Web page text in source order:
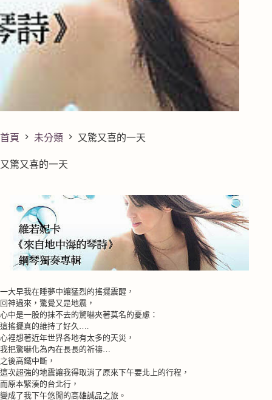
首頁 未分類 又驚又喜的一天
又驚又喜的一天
一大早我在睡夢中讓猛烈的搖擺震醒，
回神過來，驚覺又是地震，
心中是一股的抹不去的驚嚇夾著莫名的憂慮：
這搖擺真的維持了好久 ….
心裡想著近年世界各地有太多的天災，
我把驚嚇化為內在長長的祈禱…
之後高鐵中斷，
這次超強的地震讓我得取消了原來下午要北上的行程，
而原本緊湊的台北行，
變成了我下午悠閒的高雄誠品之旅。